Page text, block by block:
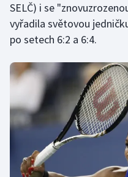
Ragby
Rychlobruslení
Rychlostní kanoistika
Short track
Sportovní střelba
Stolní tenis
SELČ) i se
vyřadila světovou
po setech 6:2 a 6:4.